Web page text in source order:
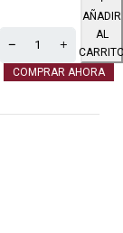
AÑADIR
AL
COMPRAR AHORA